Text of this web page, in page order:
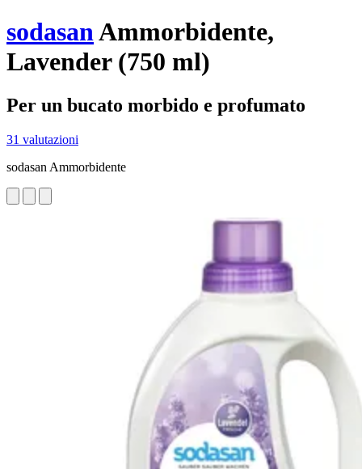
sodasanAmmorbidente,
Lavender (750 ml)
Per un bucato morbido e profumato
31 valutazioni
sodasan Ammorbidente